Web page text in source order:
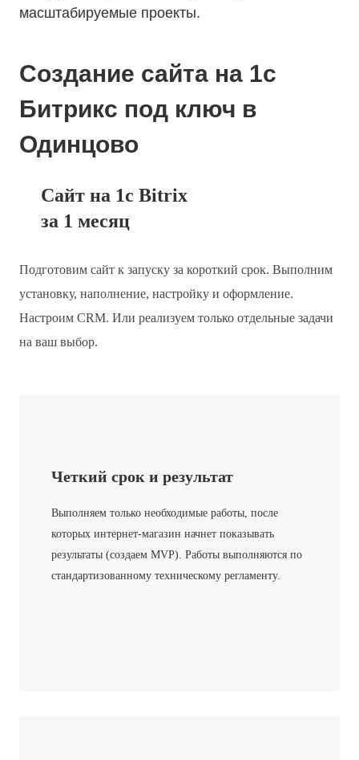
масштабируемые проекты.
Создание сайта на 1с
Битрикс под ключ в
Одинцово
Сайт на 1с Bitrix
за 1 месяц
Подготовим сайт к запуску за короткий срок. Выполним
установку, наполнение, настройку и оформление.
Настроим CRM. Или реализуем только отдельные задачи
на ваш выбор.
Четкий срок и результат
Выполняем только необходимые работы, после
которых интернет-магазин начнет показывать
результаты (создаем MVP). Работы выполняются по
стандартизованному техническому регламенту.